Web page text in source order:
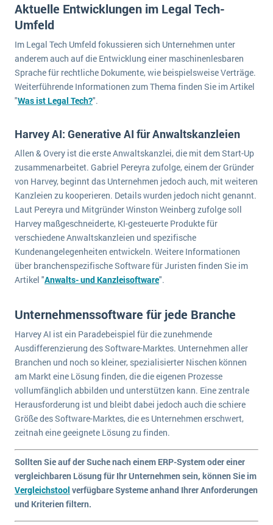
Aktuelle Entwicklungen im Legal Tech-
Umfeld
Im Legal Tech Umfeld fokussieren sich Unternehmen unter
anderem auch auf die Entwicklung einer maschinenlesbaren
Sprache für rechtliche Dokumente, wie beispielsweise Verträge.
Weiterführende Informationen zum Thema finden Sie im Artikel
"Was ist Legal Tech?".
Harvey AI: Generative AI für Anwaltskanzleien
Allen & Overy ist die erste Anwaltskanzlei, die mit dem Start-Up
zusammenarbeitet. Gabriel Pereyra zufolge, einem der Gründer
von Harvey, beginnt das Unternehmen jedoch auch, mit weiteren
Kanzleien zu kooperieren. Details wurden jedoch nicht genannt.
Laut Pereyra und Mitgründer Winston Weinberg zufolge soll
Harvey maßgeschneiderte, KI-gesteuerte Produkte für
verschiedene Anwaltskanzleien und spezifische
Kundenangelegenheiten entwickeln. Weitere Informationen
über branchenspezifische Software für Juristen finden Sie im
Artikel "Anwalts- und Kanzleisoftware".
Unternehmenssoftware für jede Branche
Harvey AI ist ein Paradebeispiel für die zunehmende
Ausdifferenzierung des Software-Marktes. Unternehmen aller
Branchen und noch so kleiner, spezialisierter Nischen können
am Markt eine Lösung finden, die die eigenen Prozesse
vollumfänglich abbilden und unterstützen kann. Eine zentrale
Herausforderung ist und bleibt dabei jedoch auch die schiere
Größe des Software-Marktes, die es Unternehmen erschwert,
zeitnah eine geeignete Lösung zu finden.
Sollten Sie auf der Suche nach einem ERP-System oder einer
vergleichbaren Lösung für Ihr Unternehmen sein, können Sie im
Vergleichstool verfügbare Systeme anhand Ihrer Anforderungen
und Kriterien filtern.